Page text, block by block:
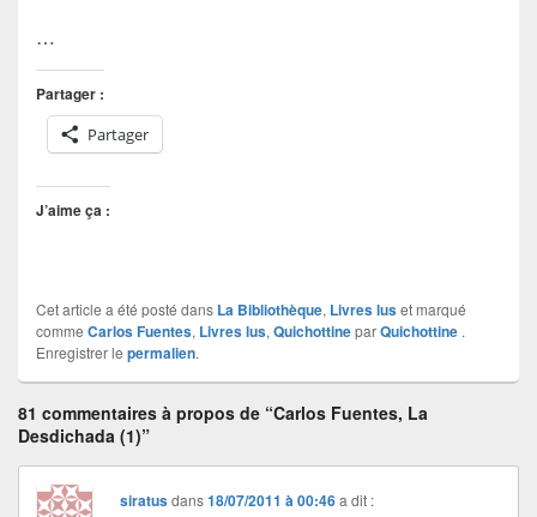
…
Partager :
Partager
J’aime ça :
Cet article a été posté dans La Bibliothèque, Livres luset marqué
comme Carlos Fuentes, Livres lus, QuichottineparQuichottine .
Enregistrer le permalien.
81 commentaires à propos de “Carlos Fuentes, La
Desdichada (1)”
siratusdans18/07/2011 à 00:46 a dit :